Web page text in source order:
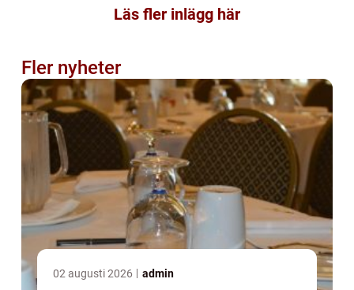
Läs fler inlägg här
Fler nyheter
02 augusti 2026 admin